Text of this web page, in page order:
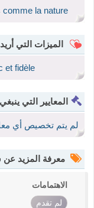
comme la nature
الميزات التي
et fidèle
المعايير التي
لم يتم تخصيص أي
معرفة المزيد
الاهتمامات
لم تقدم